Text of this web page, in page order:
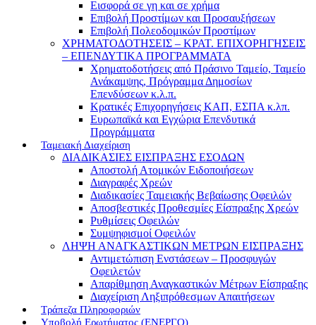
Εισφορά σε γη και σε χρήμα
Επιβολή Προστίμων και Προσαυξήσεων
Επιβολή Πολεοδομικών Προστίμων
ΧΡΗΜΑΤΟΔΟΤΗΣΕΙΣ – ΚΡΑΤ. ΕΠΙΧΟΡΗΓΗΣΕΙΣ
– ΕΠΕΝΔΥΤΙΚΑ ΠΡΟΓΡΑΜΜΑΤΑ
Χρηματοδοτήσεις από Πράσινο Ταμείο, Ταμείο
Ανάκαμψης, Πρόγραμμα Δημοσίων
Επενδύσεων κ.λ.π.
Κρατικές Επιχορηγήσεις ΚΑΠ, ΕΣΠΑ κ.λπ.
Ευρωπαϊκά και Εγχώρια Επενδυτικά
Προγράμματα
Ταμειακή Διαχείριση
ΔΙΑΔΙΚΑΣΙΕΣ ΕΙΣΠΡΑΞΗΣ ΕΣΟΔΩΝ
Αποστολή Ατομικών Ειδοποιήσεων
Διαγραφές Χρεών
Διαδικασίες Ταμειακής Βεβαίωσης Οφειλών
Αποσβεστικές Προθεσμίες Είσπραξης Χρεών
Ρυθμίσεις Οφειλών
Συμψηφισμοί Οφειλών
ΛΗΨΗ ΑΝΑΓΚΑΣΤΙΚΩΝ ΜΕΤΡΩΝ ΕΙΣΠΡΑΞΗΣ
Αντιμετώπιση Ενστάσεων – Προσφυγών
Οφειλετών
Απαρίθμηση Αναγκαστικών Μέτρων Είσπραξης
Διαχείριση Ληξιπρόθεσμων Απαιτήσεων
Τράπεζα Πληροφοριών
Υποβολή Ερωτήματος (ΕΝΕΡΓΟ)